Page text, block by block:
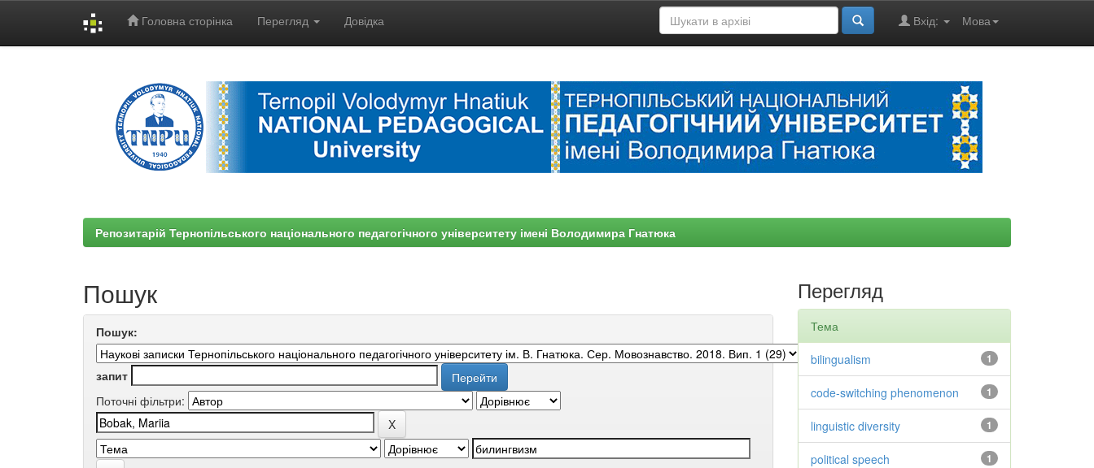
Головна сторінка Перегляд Довідка Мова
Вхід:
Репозитарій Тернопільського національного педагогічного університету імені Володимира Гнатюка
Пошук
Пошук:
запит
Поточні фільтри:
Перегляд
Тема
1
bilingualism
1
code-switching phenomenon
1
linguistic diversity
1
political speech